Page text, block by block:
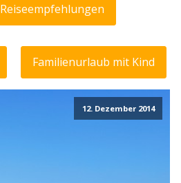
Reiseempfehlungen
Familienurlaub mit Kind
12. Dezember 2014